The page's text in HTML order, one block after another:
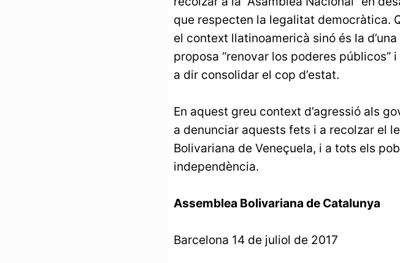
que respecten la legalitat democràtica.
el context llatinoamericà sinó és la
proposa “renovar los poderes públicos”
a dir consolidar el cop d’estat.
En aquest greu context d’agressió als
a denunciar aquests fets i a recolzar el
Bolivariana de Veneçuela, i a tots els
independència.
Assemblea Bolivariana de Catalunya
Barcelona 14 de juliol de 2017